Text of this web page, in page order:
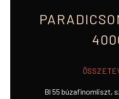
Bl 55 búzafinomliszt,